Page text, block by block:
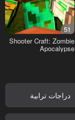
51
Shooter Craft: Zombie
Apocalypse
دراجات ترابية